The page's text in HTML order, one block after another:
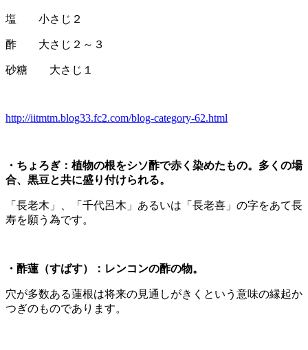
塩 小さじ２
酢 大さじ２～３
砂糖 大さじ１
http://iitmtm.blog33.fc2.com/blog-category-62.html
・ちょろぎ：植物の根をシソ酢で赤く染めたもの。多くの場
合、黒豆と共に盛り付けられる。
「長老木」、「千代呂木」あるいは「長老喜」の字をあて長
寿を願う為です。
・酢蓮（すばす）：レンコンの酢の物。
穴が多数ある蓮根は将来の見通しがきくという意味の縁起か
つぎのものであります。